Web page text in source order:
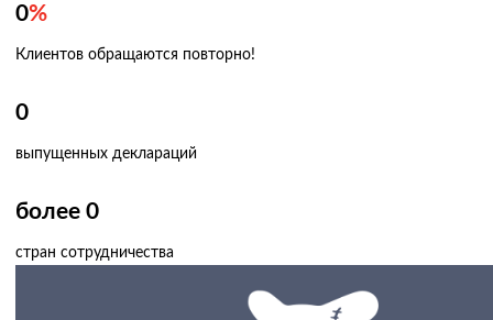
0%
Клиентов обращаются повторно!
0
выпущенных деклараций
более 0
стран сотрудничества